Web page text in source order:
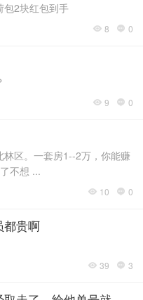
包2块红包到手
 8  0
 9  0
区。一套房1--2万，你能赚
不想 ...
 10  0
都贵啊
 39  3